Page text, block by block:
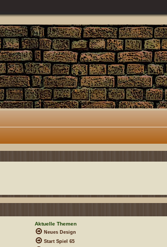
Aktuelle Themen
Neues Design
Start Spiel 65